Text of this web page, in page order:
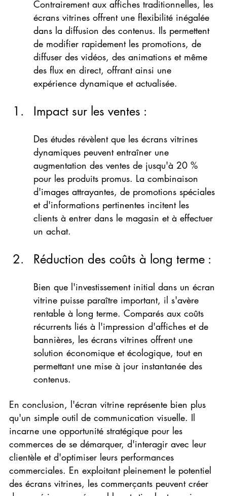
Contrairement aux affiches traditionnelles, les
écrans vitrines offrent une flexibilité inégalée
dans la diffusion des contenus. Ils permettent
de modifier rapidement les promotions, de
diffuser des vidéos, des animations et même
des flux en direct, offrant ainsi une
expérience dynamique et actualisée.
Impact sur les ventes :
Des études révèlent que les écrans vitrines
dynamiques peuvent entraîner une
augmentation des ventes de jusqu'à 20 %
pour les produits promus. La combinaison
d'images attrayantes, de promotions spéciales
et d'informations pertinentes incitent les
clients à entrer dans le magasin et à effectuer
un achat.
Réduction des coûts à long terme :
Bien que l'investissement initial dans un écran
vitrine puisse paraître important, il s'avère
rentable à long terme. Comparés aux coûts
récurrents liés à l'impression d'affiches et de
bannières, les écrans vitrines offrent une
solution économique et écologique, tout en
permettant une mise à jour instantanée des
contenus.
En conclusion, l'écran vitrine représente bien plus
qu'un simple outil de communication visuelle. Il
incarne une opportunité stratégique pour les
commerces de se démarquer, d'interagir avec leur
clientèle et d'optimiser leurs performances
commerciales. En exploitant pleinement le potentiel
des écrans vitrines, les commerçants peuvent créer